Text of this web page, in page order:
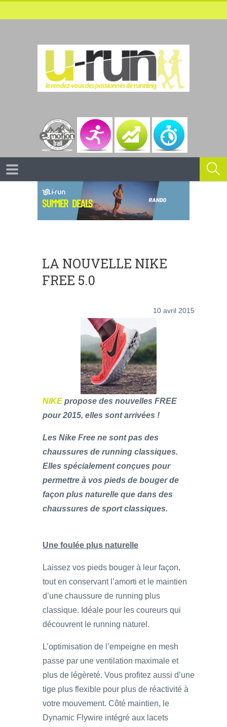
LA NOUVELLE NIKE
FREE 5.0
10 avril 2015
NIKE propose des nouvelles FREE
pour 2015, elles sont arrivées !
Les Nike Free ne sont pas des
chaussures de running classiques.
Elles spécialement conçues pour
permettre à vos pieds de bouger de
façon plus naturelle que dans des
chaussures de sport classiques.
Une foulée plus naturelle
Laissez vos pieds bouger à leur façon,
tout en conservant l’amorti et le maintien
d’une chaussure de running plus
classique. Idéale pour les coureurs qui
découvrent le running naturel.
L’optimisation de l’empeigne en mesh
passe par une ventilation maximale et
plus de légèreté. Vous profitez aussi d’une
tige plus flexible pour plus de réactivité à
votre mouvement. Côté maintien, le
Dynamic Flywire intégré aux lacets